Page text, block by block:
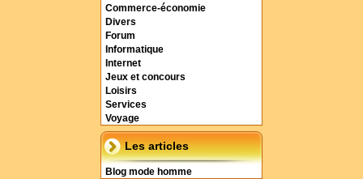
Commerce-économie
Divers
Forum
Informatique
Internet
Jeux et concours
Loisirs
Services
Voyage
Les articles
Blog mode homme